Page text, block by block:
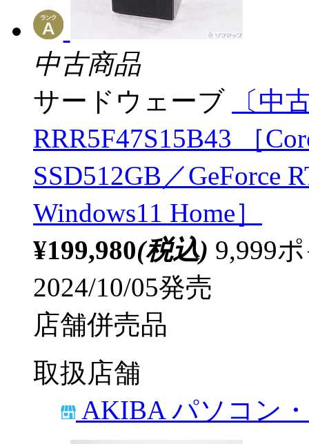
中古商品
サードウェーブ
〔中
RRR5F47S15B43 ［
SSD512GB／GeForce
Windows11 Home］
¥199,980(税込) 9,999
2024/10/05発売
店舗併売品
取扱店舗
AKIBA パソコン